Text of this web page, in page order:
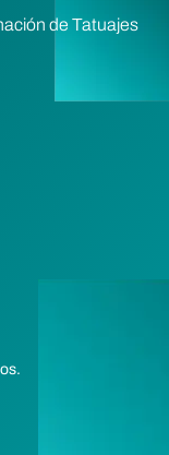
de Tatuajes